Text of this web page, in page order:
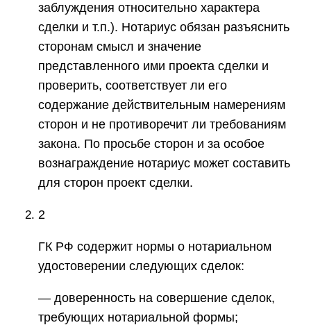
заблуждения относительно характера
сделки и т.п.). Нотариус обязан разъяснить
сторонам смысл и значение
представленного ими проекта сделки и
проверить, соответствует ли его
содержание действительным намерениям
сторон и не противоречит ли требованиям
закона. По просьбе сторон и за особое
вознаграждение нотариус может составить
для сторон проект сделки.
2
ГК РФ содержит нормы о нотариальном
удостоверении следующих сделок:
— доверенность на совершение сделок,
требующих нотариальной формы;